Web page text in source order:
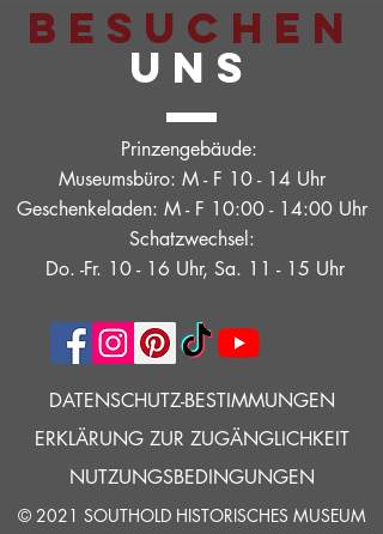
BESUCHEN
UNS
Prinzengebäude:
Museumsbüro: M - F 10 - 14 Uhr
Geschenkeladen: M - F 10:00 - 14:00 Uhr
Schatzwechsel:
Do. -Fr. 10 - 16 Uhr, Sa. 11 - 15 Uhr
DATENSCHUTZ-BESTIMMUNGEN
ERKLÄRUNG ZUR ZUGÄNGLICHKEIT
NUTZUNGSBEDINGUNGEN
© 2021 SOUTHOLD HISTORISCHES MUSEUM